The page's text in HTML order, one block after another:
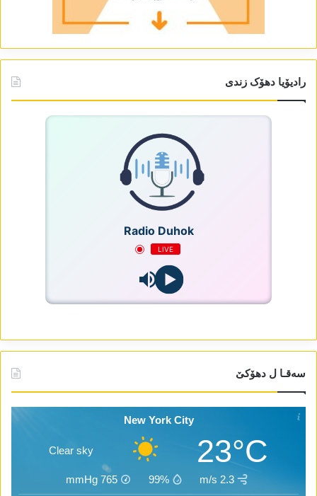
رادیۆیا دھۆک زندی
Radio Duhok
LIVE
سەقـا ل دھۆکێ
New York City
23°C
Clear sky
2.3 m/s
99%
765
mmHg